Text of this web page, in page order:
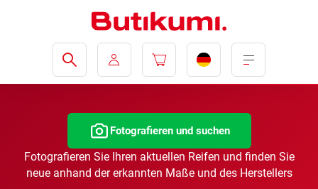
Fotografieren und suchen
Fotografieren Sie Ihren aktuellen Reifen und finden Sie
neue anhand der erkannten Maße und des Herstellers